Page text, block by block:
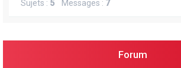
Sujets : 5 Messages : 7
Forum